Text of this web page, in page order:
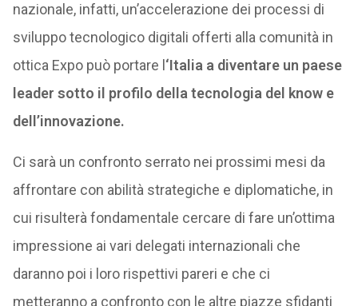
nazionale, infatti, un’accelerazione dei processi di
sviluppo tecnologico digitali offerti alla comunità in
ottica Expo può portare l ‘Italia a diventare un paese
leader sotto il profilo della tecnologia del know e
dell’innovazione.
Ci sarà un confronto serrato nei prossimi mesi da
affrontare con abilità strategiche e diplomatiche, in
cui risulterà fondamentale cercare di fare un’ottima
impressione ai vari delegati internazionali che
daranno poi i loro rispettivi pareri e che ci
metteranno a confronto con le altre piazze sfidanti